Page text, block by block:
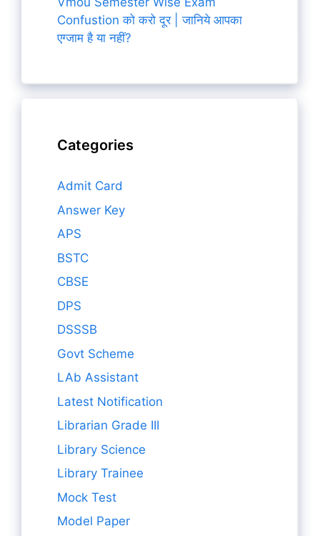
Confustion को करो दूर | जानिये आपका
एग्जाम है या नहीं?
Categories
Admit Card
Answer Key
APS
BSTC
CBSE
DPS
DSSSB
Govt Scheme
LAb Assistant
Latest Notification
Librarian Grade III
Library Science
Library Trainee
Mock Test
Model Paper